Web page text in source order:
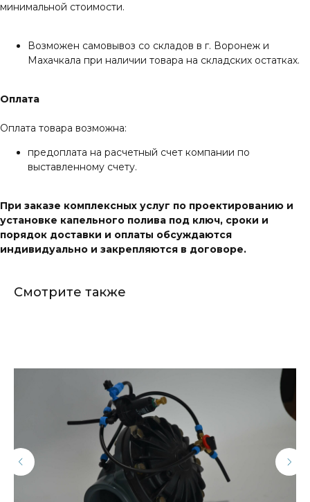
минимальной стоимости.
Возможен самовывоз со складов в г. Воронеж и
Махачкала при наличии товара на складских остатках.
Оплата
Оплата товара возможна:
предоплата на расчетный счет компании по
выставленному счету.
При заказе комплексных услуг по проектированию и
установке капельного полива под ключ, сроки и
порядок доставки и оплаты обсуждаются
индивидуально и закрепляются в договоре.
Смотрите также